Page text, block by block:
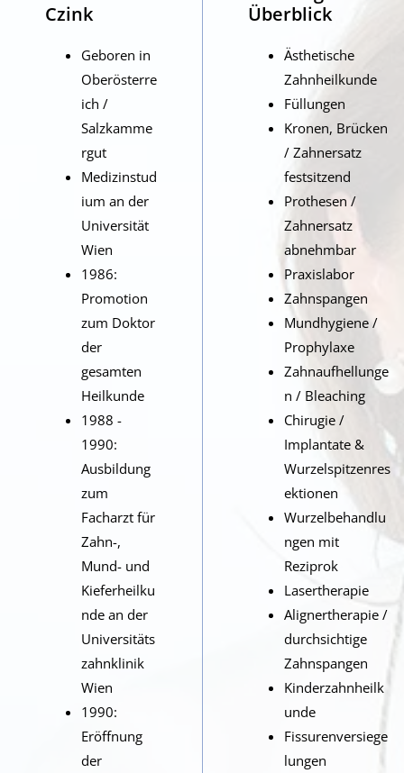
Czink
Geboren in
Oberösterre
ich /
Salzkamme
rgut
Medizinstud
ium an der
Universität
Wien
1986:
Promotion
zum Doktor
der
gesamten
Heilkunde
1988 -
1990:
Ausbildung
zum
Facharzt für
Zahn-,
Mund- und
Kieferheilku
nde an der
Universitäts
zahnklinik
Wien
1990:
Eröffnung
der
Überblick
Ästhetische
Zahnheilkunde
Füllungen
Kronen, Brücken
/ Zahnersatz
festsitzend
Prothesen /
Zahnersatz
abnehmbar
Praxislabor
Zahnspangen
Mundhygiene /
Prophylaxe
Zahnaufhellunge
n / Bleaching
Chirugie /
Implantate &
Wurzelspitzenres
ektionen
Wurzelbehandlu
ngen mit
Reziprok
Lasertherapie
Alignertherapie /
durchsichtige
Zahnspangen
Kinderzahnheilk
unde
Fissurenversiege
lungen